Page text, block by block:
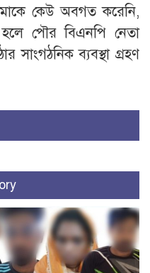
কেউ অবগত করেনি,
পৌর বিএনপি নেতা
সাংগঠনিক ব্যবস্থা গ্রহণ